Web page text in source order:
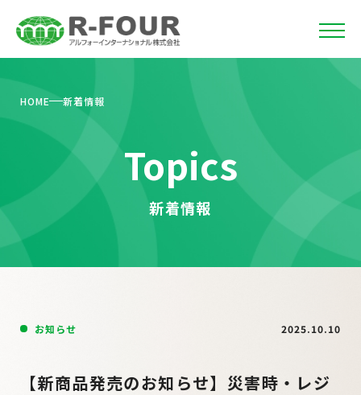
HOME 新着情報
Topics
新着情報
お知らせ 2025.10.10
【新商品発売のお知らせ】災害時・レジ